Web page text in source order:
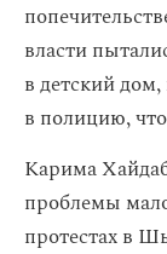
власти
в детский
в полицию,
Карима
проблемы
протестах в